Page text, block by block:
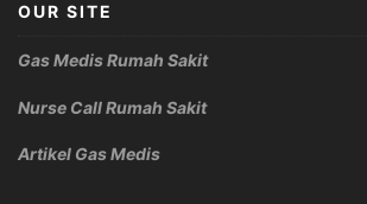
OUR SITE
Gas Medis Rumah Sakit
Nurse Call Rumah Sakit
Artikel Gas Medis